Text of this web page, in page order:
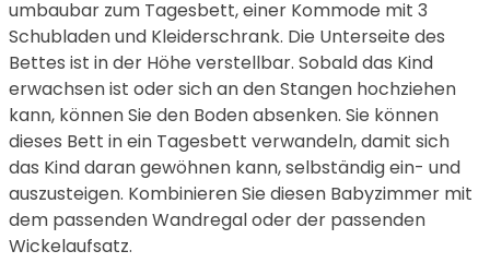
umbaubar zum Tagesbett, einer Kommode mit 3
Schubladen und Kleiderschrank. Die Unterseite des
Bettes ist in der Höhe verstellbar. Sobald das Kind
erwachsen ist oder sich an den Stangen hochziehen
kann, können Sie den Boden absenken. Sie können
dieses Bett in ein Tagesbett verwandeln, damit sich
das Kind daran gewöhnen kann, selbständig ein- und
auszusteigen. Kombinieren Sie diesen Babyzimmer mit
dem passenden Wandregal oder der passenden
Wickelaufsatz.